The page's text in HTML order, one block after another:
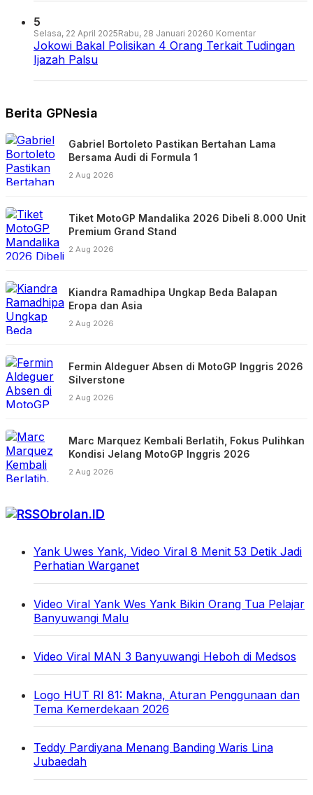
5
Selasa, 22 April 2025Rabu, 28 Januari 20260 Komentar
Jokowi Bakal Polisikan 4 Orang Terkait Tudingan
Ijazah Palsu
Berita GPNesia
Gabriel Bortoleto Pastikan Bertahan Lama
Bersama Audi di Formula 1
2 Aug 2026
Tiket MotoGP Mandalika 2026 Dibeli 8.000 Unit
Premium Grand Stand
2 Aug 2026
Kiandra Ramadhipa Ungkap Beda Balapan
Eropa dan Asia
2 Aug 2026
Fermin Aldeguer Absen di MotoGP Inggris 2026
Silverstone
2 Aug 2026
Marc Marquez Kembali Berlatih, Fokus Pulihkan
Kondisi Jelang MotoGP Inggris 2026
2 Aug 2026
Obrolan.ID
Yank Uwes Yank, Video Viral 8 Menit 53 Detik Jadi
Perhatian Warganet
Video Viral Yank Wes Yank Bikin Orang Tua Pelajar
Banyuwangi Malu
Video Viral MAN 3 Banyuwangi Heboh di Medsos
Logo HUT RI 81: Makna, Aturan Penggunaan dan
Tema Kemerdekaan 2026
Teddy Pardiyana Menang Banding Waris Lina
Jubaedah